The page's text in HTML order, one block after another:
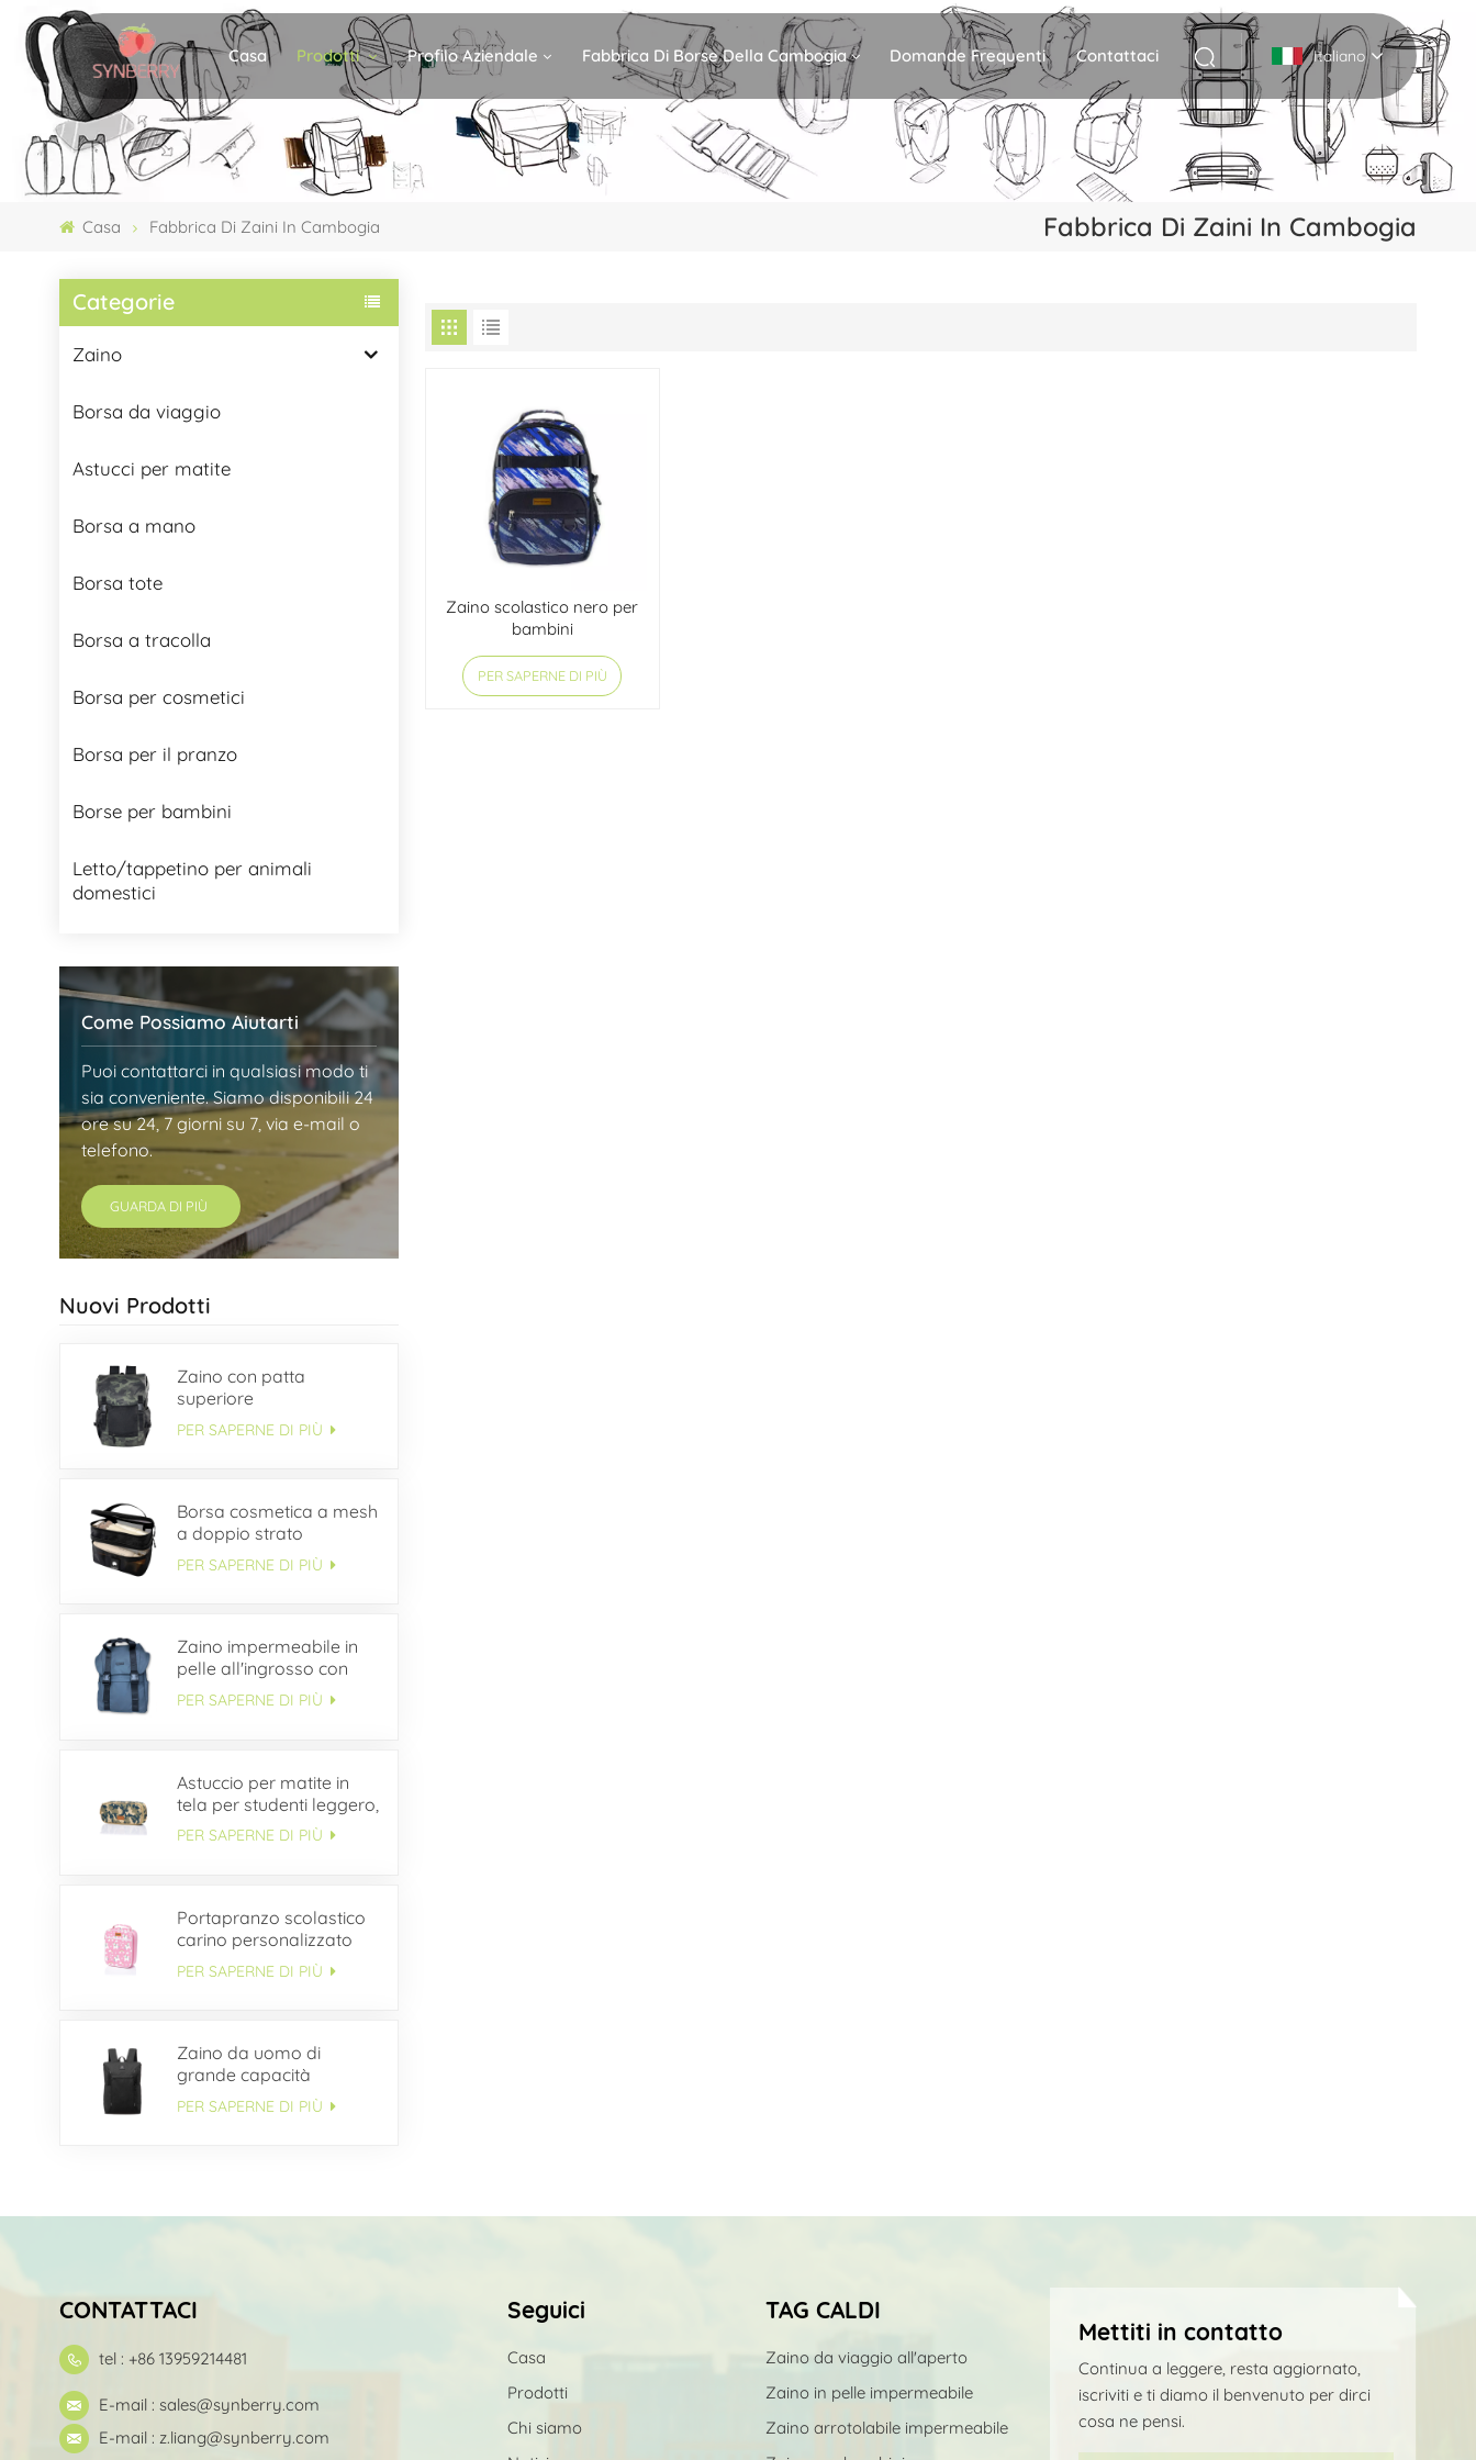
Casa Prodotti Profilo Aziendale Fabbrica Di Borse Della Cambogia Domande Frequenti Contattaci Italiano
English
Italiano
Casa Fabbrica Di Zaini In Cambogia Fabbrica Di Zaini In Cambogia
Categorie
Zaino
Borsa da viaggio
Astucci per matite
Borsa a mano
Borsa tote
Borsa a tracolla
Borsa per cosmetici
Borsa per il pranzo
Borse per bambini
Letto/tappetino per animali
domestici
Come Possiamo Aiutarti
Puoi contattarci in qualsiasi modo ti
sia conveniente. Siamo disponibili 24
ore su 24, 7 giorni su 7, via e-mail o
telefono.
GUARDA DI PIÙ
Nuovi Prodotti
Zaino con patta
superiore
PER SAPERNE DI PIÙ
Borsa cosmetica a mesh
a doppio strato
PER SAPERNE DI PIÙ
Zaino impermeabile in
pelle all'ingrosso con
patta con fibbia
PER SAPERNE DI PIÙ
Astuccio per matite in
tela per studenti leggero,
semplice e durevole
ODM
PER SAPERNE DI PIÙ
Portapranzo scolastico
carino personalizzato
per bambini
PER SAPERNE DI PIÙ
Zaino da uomo di
grande capacità
multitasche OEM
PER SAPERNE DI PIÙ
Zaino scolastico nero per
bambini
PER SAPERNE DI PIÙ
CONTATTACI
tel : +86 13959214481
E-mail : sales@synberry.com
E-mail : z.liang@synberry.com
Seguici
Casa
Prodotti
Chi siamo
TAG CALDI
Zaino da viaggio all'aperto
Zaino in pelle impermeabile
Zaino arrotolabile impermeabile
Mettiti in contatto
Continua a leggere, resta aggiornato,
iscriviti e ti diamo il benvenuto per dirci
cosa ne pensi.